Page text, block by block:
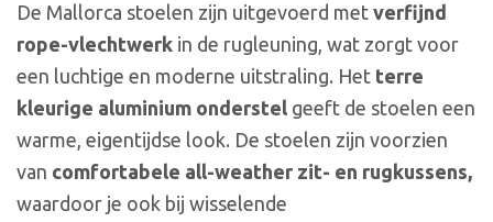
De Mallorca stoelen zijn uitgevoerd met verfijnd
rope-vlechtwerk in de rugleuning, wat zorgt voor
een luchtige en moderne uitstraling. Het terre
kleurige aluminium onderstel geeft de stoelen een
warme, eigentijdse look. De stoelen zijn voorzien
van comfortabele all-weather zit- en rugkussens,
waardoor je ook bij wisselende